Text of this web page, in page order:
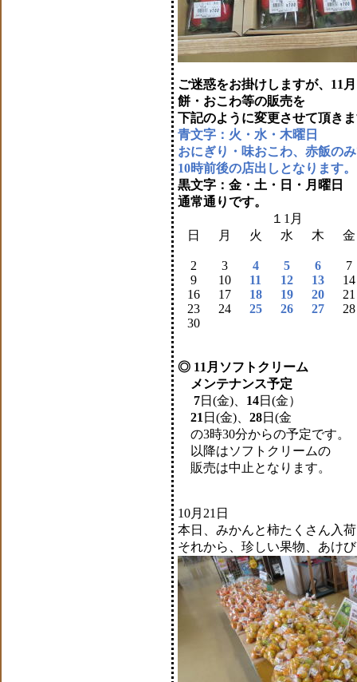
ご迷惑をお掛けしますが、11
餅・おこわ等の販売を
下記のように変更させて頂き
青文字：火・水・木曜日
おにぎり・味おこわ、赤飯の
10時前後の店出しとなります。
黒文字：金・土・日・月曜日
通常通りです。
１1月
日
月 火 水 木 金
2 3 4 5 6
7
9
10 11 12 13
14
16
17 18 19 20
21
23
24 25 26 27
28
30
◎ 11月ソフトクリーム
メンテナンス予定
7日(金)、 14日(金）
21 日(金)、 28日(金
の3時30分からの予定です。
以降はソフトクリームの
販売は中止となります。
10月21日
本日、みかんと柿たくさん入
それから、珍しい果物、あけ